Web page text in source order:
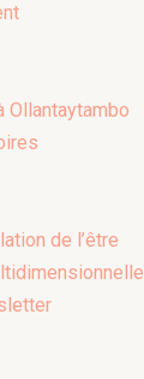
de l’être